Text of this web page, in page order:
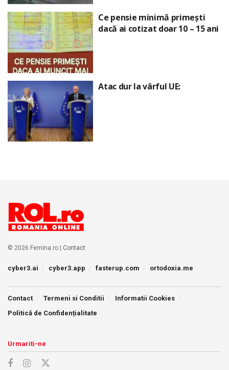
Ce pensie minimă primești
dacă ai cotizat doar 10 – 15 ani
Atac dur la vârful UE:
© 2026 Femina.ro | Contact
cyber3.ai cyber3.app fasterup.com ortodoxia.me
Contact Termeni si Conditii
Informatii Cookies
Politică de Confidențialitate
Urmariti-ne